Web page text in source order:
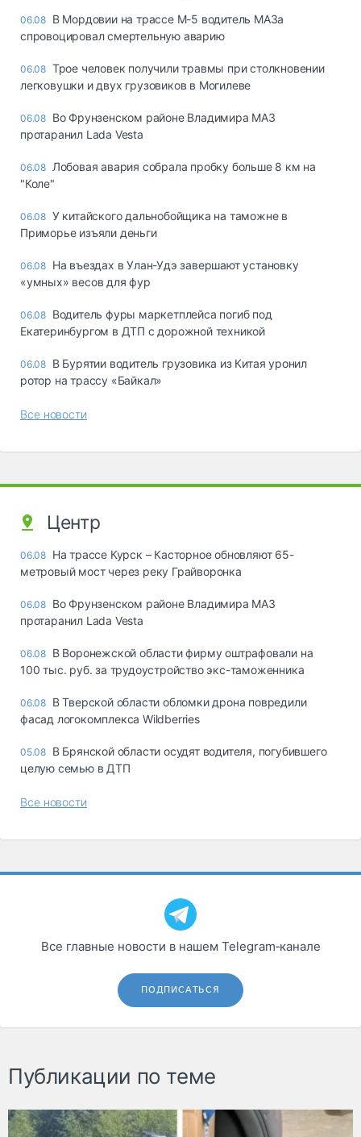
06.08 В Мордовии на трассе М-5 водитель МАЗа
спровоцировал смертельную аварию
06.08 Трое человек получили травмы при столкновении
легковушки и двух грузовиков в Могилеве
06.08 Во Фрунзенском районе Владимира МАЗ
протаранил Lada Vesta
06.08 Лобовая авария собрала пробку больше 8 км на
"Коле"
06.08 У китайского дальнобойщика на таможне в
Приморье изъяли деньги
06.08 Ha въeздax в Улaн-Удэ зaвepшaют ycтaнoвкy
«yмныx» вecoв для фyp
06.08 Водитель фуры маркетплейса погиб под
Екатеринбургом в ДТП с дорожной техникой
06.08 В Бурятии водитель грузовика из Китая уронил
ротор на трассу «Байкал»
Все новости
Центр
06.08 На трассе Курск – Касторное обновляют 65-
метровый мост через реку Грайворонка
06.08 Во Фрунзенском районе Владимира МАЗ
протаранил Lada Vesta
06.08 В Воронежской области фирму оштрафовали на
100 тыс. руб. за трудоустройство экс-таможенника
06.08 В Тверской области обломки дрона повредили
фасад логокомплекса Wildberries
05.08 В Брянской области осудят водителя, погубившего
целую семью в ДТП
Все новости
Все главные новости в нашем Telegram‑канале
ПОДПИСАТЬСЯ
Публикации по теме